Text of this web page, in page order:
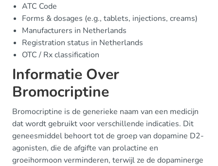
ATC Code
Forms & dosages (e.g., tablets, injections, creams)
Manufacturers in Netherlands
Registration status in Netherlands
OTC / Rx classification
Informatie Over
Bromocriptine
Bromocriptine is de generieke naam van een medicijn
dat wordt gebruikt voor verschillende indicaties. Dit
geneesmiddel behoort tot de groep van dopamine D2-
agonisten, die de afgifte van prolactine en
groeihormoon verminderen, terwijl ze de dopaminerge